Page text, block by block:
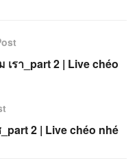
รา_part 2 | Live chéo
2 | Live chéo nhé